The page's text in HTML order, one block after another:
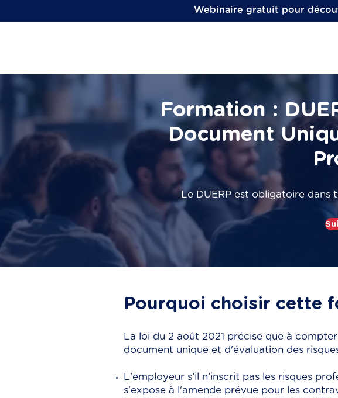
Webinaire gratuit pour
Formation :
Document
Le DUERP est obligatoire dans
Pourquoi choisir cette
La loi du 2 août 2021 précise que à
document unique et d'évaluation des
L'employeur s’il n’inscrit pas les risques
s'expose à l'amende prévue pour les